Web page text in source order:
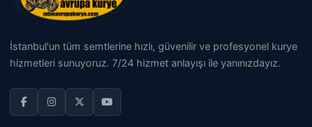
İstanbul'un tüm semtlerine hızlı, güvenilir ve profesyonel kurye
hizmetleri sunuyoruz. 7/24 hizmet anlayışı ile yanınızdayız.